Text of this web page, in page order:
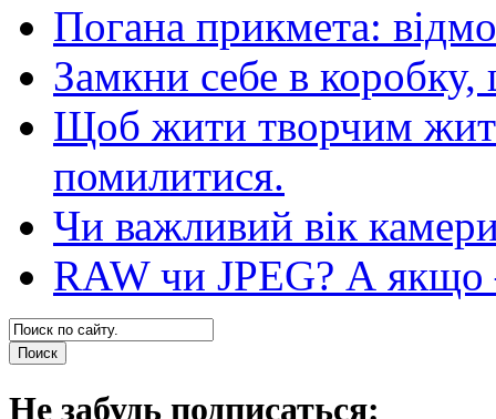
Погана прикмета:
Замкни себе в
Щоб жити творчим
помилитися.
Чи важливий вік
RAW чи JPEG? А якщо
Не забудь подписаться: